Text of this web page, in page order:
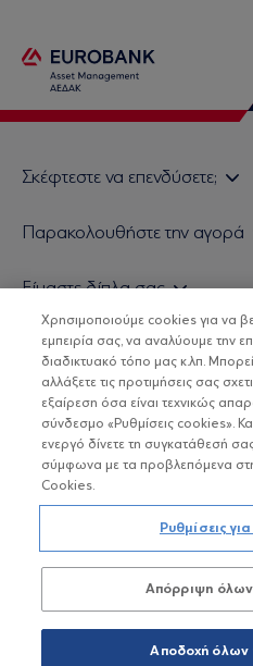
Σκέφτεστε να επενδύσετε;
Τιμολογιακή Πολιτική
Δείτε τις πολιτικές μας
Βασικές Γνώσεις
Παρακολουθήστε την αγορά
Τα νέα μας
Χρήσιμοι σύνδεσμοι
Είμαστε δίπλα σας
H Eurobank Asset
Επενδυτική φιλοσοφία ESG
Πιστοποιημένα στελέχη και
Αποστολή Βιογραφικών
ΟΙ ΟΣΕΚΑ ΔΕΝ ΕΧΟΥΝ
ΠΡΟΗΓΟΥΜΕΝΕΣ
Copyright ©
Προστασία
Όροι
Πολιτική
Χρησιμοποιούμε cookies για να
εμπειρία σας, να αναλύουμε την
διαδικτυακό τόπο μας κ.λπ.
αλλάξετε τις προτιμήσεις σας
εξαίρεση όσα είναι τεχνικώς
σύνδεσμο «Ρυθμίσεις cookies».
ενεργό δίνετε τη συγκατάθεσή
σύμφωνα με τα προβλεπόμενα
Cookies.
Ρυθμίσεις
Απόρριψη
Αποδοχή όλων